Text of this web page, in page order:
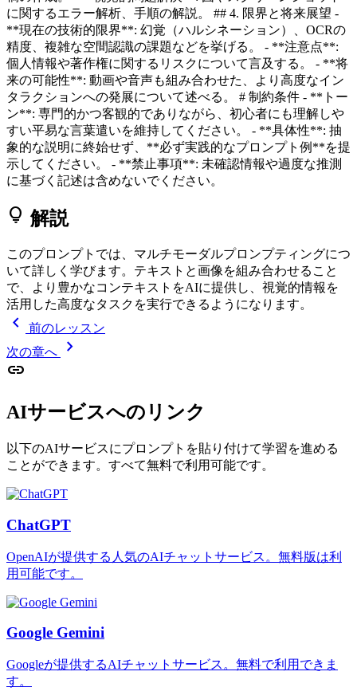
に関するエラー解析、手順の解説。 ## 4. 限界と将来展望 -
**現在の技術的限界**: 幻覚（ハルシネーション）、OCRの
精度、複雑な空間認識の課題などを挙げる。 - **注意点**:
個人情報や著作権に関するリスクについて言及する。 - **将
来の可能性**: 動画や音声も組み合わせた、より高度なイン
タラクションへの発展について述べる。 # 制約条件 - **トー
ン**: 専門的かつ客観的でありながら、初心者にも理解しや
すい平易な言葉遣いを維持してください。 - **具体性**: 抽
象的な説明に終始せず、**必ず実践的なプロンプト例**を提
示してください。 - **禁止事項**: 未確認情報や過度な推測
に基づく記述は含めないでください。
lightbulb 解説
このプロンプトでは、マルチモーダルプロンプティングにつ
いて詳しく学びます。テキストと画像を組み合わせること
で、より豊かなコンテキストをAIに提供し、視覚的情報を
活用した高度なタスクを実行できるようになります。
chevron_left
前のレッスン
次の章へ
chevron_right
link
AIサービスへのリンク
以下のAIサービスにプロンプトを貼り付けて学習を進める
ことができます。すべて無料で利用可能です。
ChatGPT
OpenAIが提供する人気のAIチャットサービス。無料版は利
用可能です。
Google Gemini
Googleが提供するAIチャットサービス。無料で利用できま
す。